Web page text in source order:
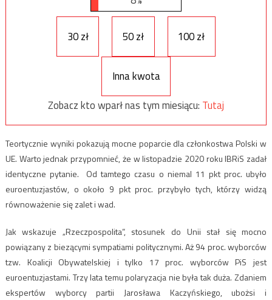
30 zł 50 zł 100 zł
Inna kwota
Zobacz kto wparł nas tym miesiącu: Tutaj
Teortycznie wyniki pokazują mocne poparcie dla członkostwa Polski w
UE. Warto jednak przypomnieć, że w listopadzie 2020 roku IBRiS zadał
identyczne pytanie. Od tamtego czasu o niemal 11 pkt proc. ubyło
euroentuzjastów, o około 9 pkt proc. przybyło tych, którzy widzą
równoważenie się zalet i wad.
Jak wskazuje „Rzeczpospolita”, stosunek do Unii stał się mocno
powiązany z biezącymi sympatiami politycznymi. Aż 94 proc. wyborców
tzw. Koalicji Obywatelskiej i tylko 17 proc. wyborców PiS jest
euroentuzjastami. Trzy lata temu polaryzacja nie była tak duża. Zdaniem
ekspertów wyborcy partii Jarosława Kaczyńskiego, ubożsi i